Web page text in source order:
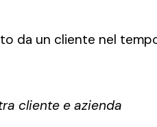
da un cliente nel
cliente e azienda